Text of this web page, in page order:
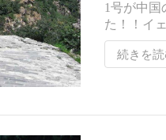
1号が中国
た！！イ
続きを読